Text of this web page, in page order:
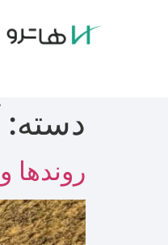
دسته:
روندها